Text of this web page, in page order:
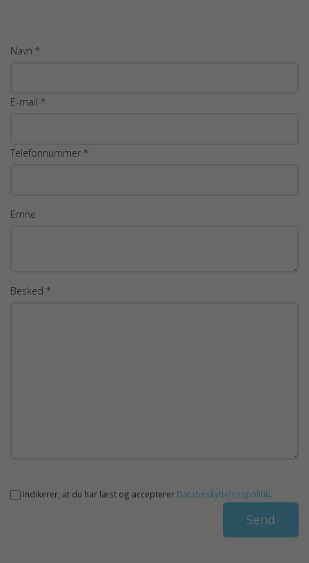
Navn *
E-mail *
Telefonnummer *
Emne
Besked *
Indikerer, at du har læst og accepterer Databeskyttelsespolitik.